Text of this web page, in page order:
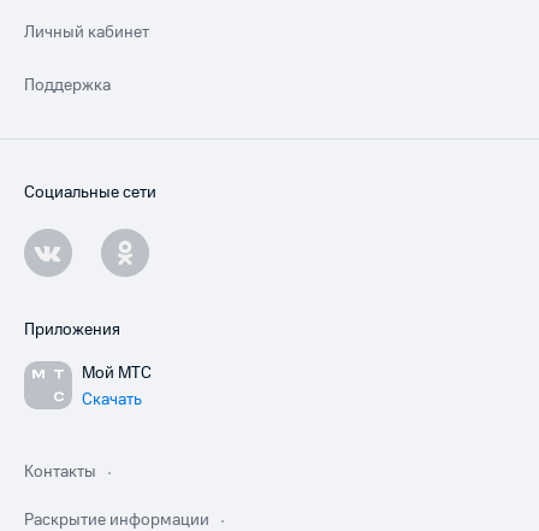
Личный кабинет
Поддержка
Социальные сети
Приложения
Мой МТС
Скачать
Контакты
Раскрытие информации